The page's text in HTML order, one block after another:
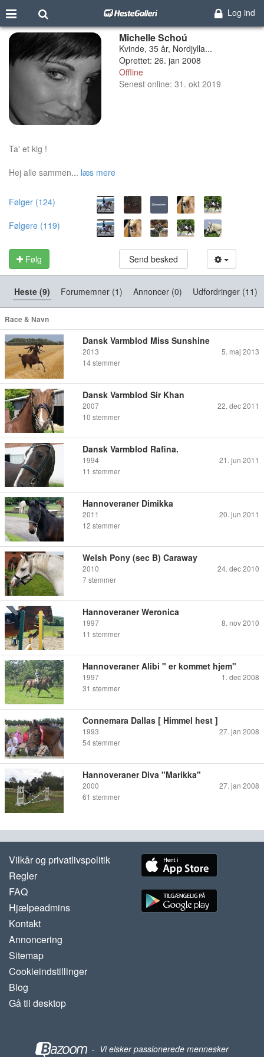
Log ind
Michelle Schoú
Kvinde, 35 år, Nordjylla...
Oprettet: 26. jan 2008
Offline
Senest online: 31. okt 2019
Ta' et kig !
Hej alle sammen... læs mere
Følger (124)
Følgere (119)
Følg Send besked
Heste (9) Forumemner (1) Annoncer (0) Udfordringer (11)
Race & Navn
Dansk Varmblod Miss Sunshine
2013
5. maj 2013
14 stemmer
Dansk Varmblod Sir Khan
2007
22. dec 2011
10 stemmer
Dansk Varmblod Rafina.
1994
21. jun 2011
11 stemmer
Hannoveraner Dimikka
2011
20. jun 2011
12 stemmer
Welsh Pony (sec B) Caraway
2010
24. dec 2010
7 stemmer
Hannoveraner Weronica
1997
8. nov 2010
11 stemmer
Hannoveraner Alibi " er kommet hjem"
1997
1. dec 2008
31 stemmer
Connemara Dallas [ Himmel hest ]
1993
27. jan 2008
54 stemmer
Hannoveraner Diva "Marikka"
2000
27. jan 2008
61 stemmer
Vilkår og privatlivspolitik
Regler
FAQ
Hjælpeadmins
Kontakt
Annoncering
Sitemap
Cookieindstillinger
Blog
Gå til desktop
- Vi elsker passionerede mennesker